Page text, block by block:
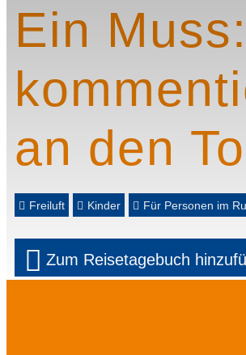
Ein
an den
Freiluft Kinder Für Personen im
Zum Reisetagebuch